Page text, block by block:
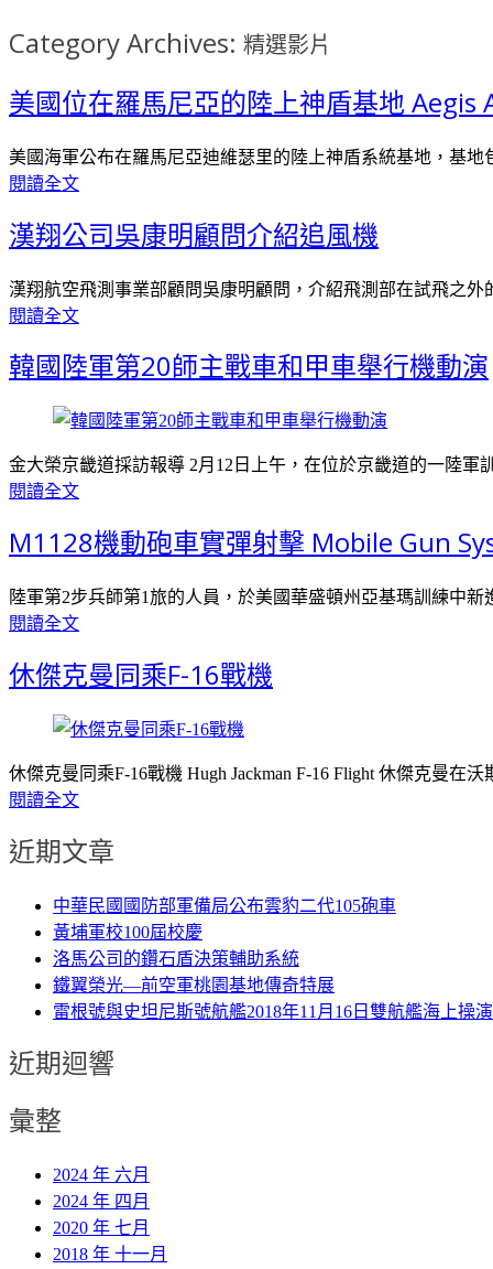
Category Archives: 精選影片
美國位在羅馬尼亞的陸上神盾基地
美國海軍公布在羅馬尼亞迪維瑟里的陸上神盾系統基地，基
閱讀全文
漢翔公司吳康明顧問介紹追風機
漢翔航空飛測事業部顧問吳康明顧問，介紹飛測部在試飛之
閱讀全文
韓國陸軍第20師主戰車和甲車舉行機動演
金大榮京畿道採訪報導 2月12日上午，在位於京畿道的一陸
閱讀全文
M1128機動砲車實彈射擊 Mobile Gun
陸軍第2步兵師第1旅的人員，於美國華盛頓州亞基瑪訓練中
閱讀全文
休傑克曼同乘F-16戰機
休傑克曼同乘F-16戰機 Hugh Jackman F-16 Flight 休傑克曼在
閱讀全文
近期文章
中華民國國防部軍備局公布雲豹二代105砲車
黃埔軍校100屆校慶
洛馬公司的鑽石盾決策輔助系統
鐵翼榮光—前空軍桃園基地傳奇特展
雷根號與史坦尼斯號航艦2018年11月16日雙航艦海上操演
近期迴響
彙整
2024 年 六月
2024 年 四月
2020 年 七月
2018 年 十一月